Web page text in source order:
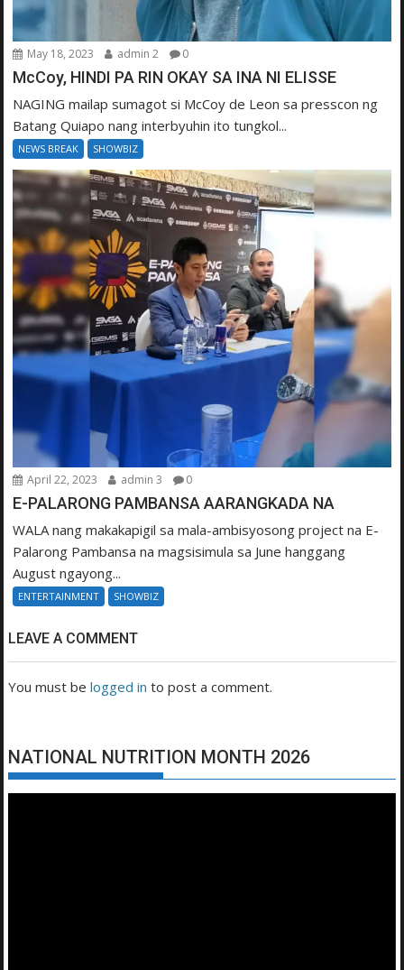
May 18, 2023 admin 2 0
McCoy, HINDI PA RIN OKAY SA INA NI ELISSE
NAGING mailap sumagot si McCoy de Leon sa presscon ng
Batang Quiapo nang interbyuhin ito tungkol...
NEWS BREAK SHOWBIZ
April 22, 2023 admin 3 0
E-PALARONG PAMBANSA AARANGKADA NA
WALA nang makakapigil sa mala-ambisyosong project na E-
Palarong Pambansa na magsisimula sa June hanggang
August ngayong...
ENTERTAINMENT SHOWBIZ
LEAVE A COMMENT
You must belogged in to post a comment.
NATIONAL NUTRITION MONTH 2026